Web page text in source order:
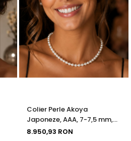
Colier Perle Akoya
Japoneze, AAA, 7-7,5 mm,
Aur Alb 14K | KASKADDA®
8.950,93 RON